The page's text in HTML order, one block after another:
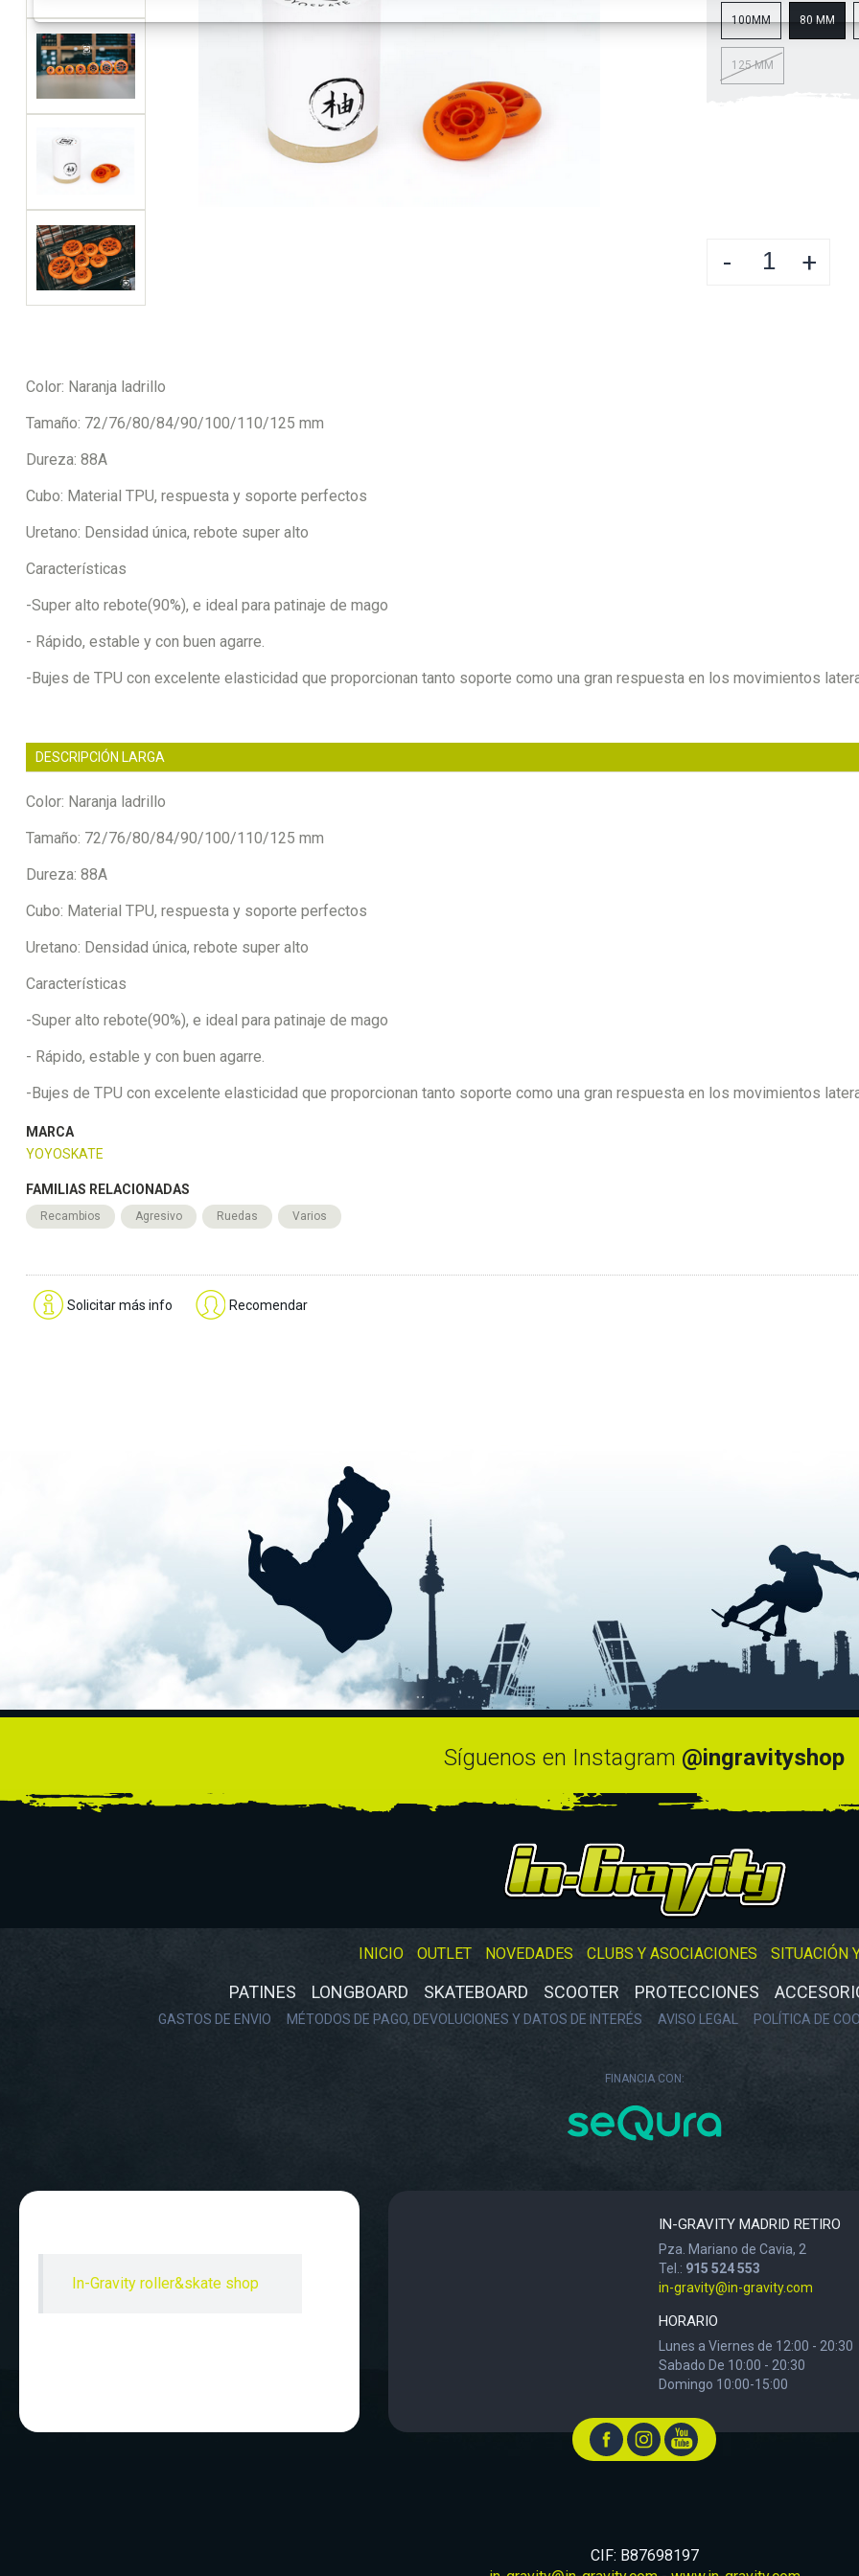
100MM 80 MM
125 MM
- +
Color: Naranja ladrillo
Tamaño: 72/76/80/84/90/100/110/125 mm
Dureza: 88A
Cubo: Material TPU, respuesta y soporte perfectos
Uretano: Densidad única, rebote super alto
Características
-Super alto rebote(90%), e ideal para patinaje de mago
- Rápido, estable y con buen agarre.
-Bujes de TPU con excelente elasticidad que proporcionan tanto soporte como una gran respuesta en los movimientos
DESCRIPCIÓN LARGA
Color: Naranja ladrillo
Tamaño: 72/76/80/84/90/100/110/125 mm
Dureza: 88A
Cubo: Material TPU, respuesta y soporte perfectos
Uretano: Densidad única, rebote super alto
Características
-Super alto rebote(90%), e ideal para patinaje de mago
- Rápido, estable y con buen agarre.
-Bujes de TPU con excelente elasticidad que proporcionan tanto soporte como una gran respuesta en los movimientos
MARCA
YOYOSKATE
FAMILIAS RELACIONADAS
Recambios Agresivo Ruedas Varios
Solicitar más info Recomendar
Síguenos en Instagram @ingravityshop
INICIO OUTLET NOVEDADES CLUBS Y ASOCIACIONES SITUACIÓN
PATINES LONGBOARD SKATEBOARD SCOOTER PROTECCIONES
GASTOS DE ENVIO MÉTODOS DE PAGO, DEVOLUCIONES Y DATOS DE INTERÉS AVISO LEGAL POLÍTICA DE
FINANCIA CON:
In-Gravity roller&skate shop
IN-GRAVITY MADRID RETIRO
Pza. Mariano de Cavia, 2
Tel.: 915 524 553
in-gravity@in-gravity.com
HORARIO
Lunes a Viernes de 12:00 - 20:30
Sabado De 10:00 - 20:30
Domingo 10:00-15:00
CIF: B87698197